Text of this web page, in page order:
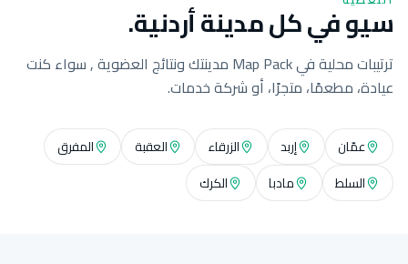
سيو في كل مدينة أردنية.
ترتيبات محلية في Map Pack مدينتك ونتائج العضوية , سواء كنت
عيادة، مطعمًا، متجرًا، أو شركة خدمات.
عمّان إربد الزرقاء العقبة
المفرق
السلط
مادبا الكرك